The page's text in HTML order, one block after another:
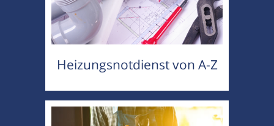
Heizungsnotdienst von A-Z